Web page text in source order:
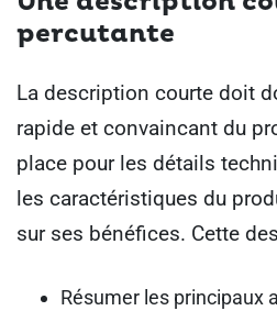
percutante
La description courte doit
rapide et convaincant du
place pour les détails
les caractéristiques du
sur ses bénéfices. Cette
Résumer les principaux